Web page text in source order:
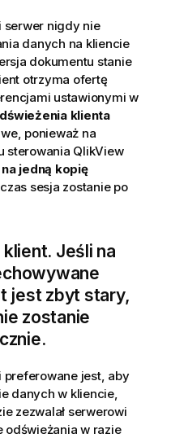
serwer nigdy nie
danych na kliencie
dokumentu stanie
otrzyma ofertę
ustawionymi w
klienta
ponieważ na
sterowania QlikView
jedną kopię
sesja zostanie po
Jeśli na
jest zbyt stary,
zostanie
preferowane jest, aby
danych w kliencie,
zezwalał serwerowi
odświeżania w razie